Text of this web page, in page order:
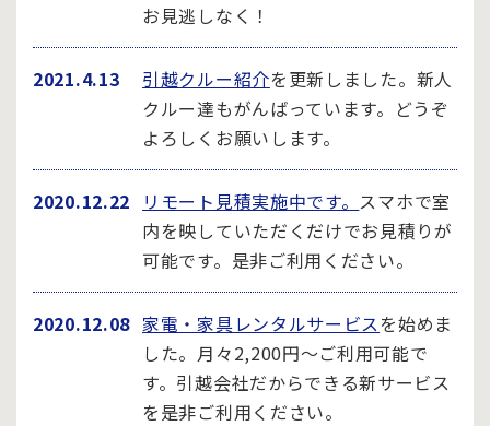
お見逃しなく！
2021.4.13 引越クルー紹介を更新しました。新人
クルー達もがんばっています。どうぞ
よろしくお願いします。
2020.12.22 リモート見積実施中です。 スマホで室
内を映していただくだけでお見積りが
可能です。是非ご利用ください。
2020.12.08 家電・家具レンタルサービスを始めま
した。月々2,200円～ご利用可能で
す。引越会社だからできる新サービス
を是非ご利用ください。